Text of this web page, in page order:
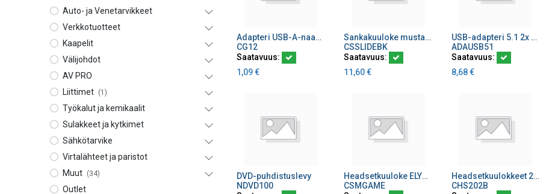
Auto- ja Venetarvikkeet
Verkkotuotteet
Kaapelit
Välijohdot
AV PRO
Liittimet
(1)
Työkalut ja kemikaalit
Sulakkeet ja kytkimet
Sähkötarvike
Virtalähteet ja paristot
Muut
(34)
Outlet
Lisää ostoskoriinAdapteri USB-A-naaras/PS2-uros
CG12
Saatavuus:
1,09€
Lisää ostoskoriinSankakuuloke musta SLIDE
CSSLIDEBK
Saatavuus:
11,60€
Lisää ostoskoriinUSB-adapteri 5.1 2x 3,5mm st runkoa
ADAUSB51
Saatavuus:
8,68€
Lisää ostoskoriin
DVD-puhdistuslevy
NDVD100
Lisää ostoskoriinHeadsetkuuloke ELYTE HAWK
CSMGAME
Lisää ostoskoriinHeadsetkuulokkeet 2,05m johto Alien
CHS202B